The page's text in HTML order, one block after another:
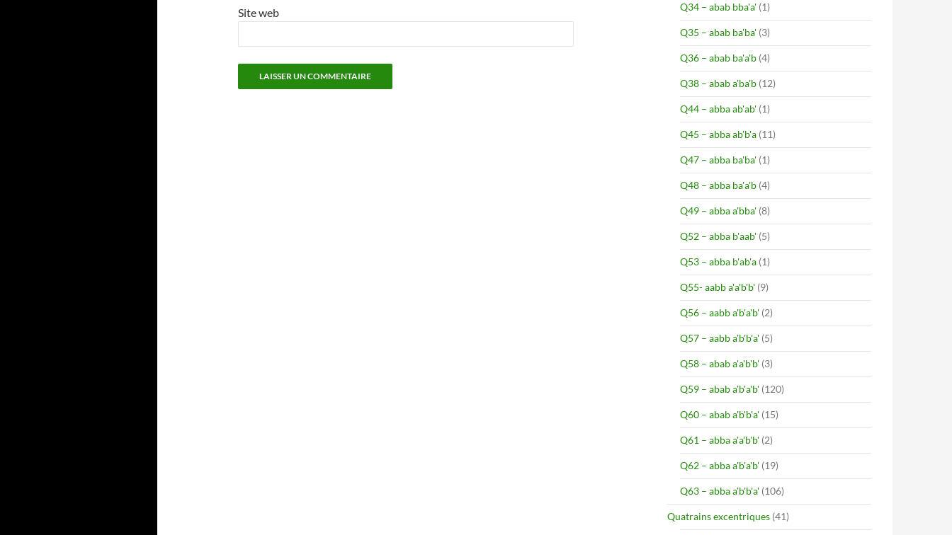
Site web Q34 – abab bba'a' (1)
Q35 – abab ba'ba' (3)
Q36 – abab ba'a'b (4)
Q38 – abab a'ba'b (12)
Q44 – abba ab'ab' (1)
Q45 – abba ab'b'a (11)
Q47 – abba ba'ba' (1)
Q48 – abba ba'a'b (4)
Q49 – abba a'bba' (8)
Q52 – abba b'aab' (5)
Q53 – abba b'ab'a (1)
Q55- aabb a'a'b'b' (9)
Q56 – aabb a'b'a'b' (2)
Q57 – aabb a'b'b'a' (5)
Q58 – abab a'a'b'b' (3)
Q59 – abab a'b'a'b' (120)
Q60 – abab a'b'b'a' (15)
Q61 – abba a'a'b'b' (2)
Q62 – abba a'b'a'b' (19)
Q63 – abba a'b'b'a' (106)
Quatrains excentriques (41)